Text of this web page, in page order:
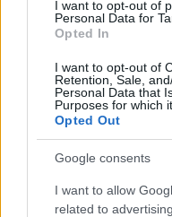
I want to opt-out of
Personal Data for
Opted In
I want to opt-out of
Retention, Sale,
Personal Data that
Purposes for which
Opted Out
Google consents
I want to allow
related to
Το περίεργο είναι πως η
περιλαμβάνει τίποτα από
Και εμείς πανηγυρίζουμε.
δυσαρεστούν τον εφέντι
Αν ήμουν αμερικάνος
Last edited 5 years ago by
Reply